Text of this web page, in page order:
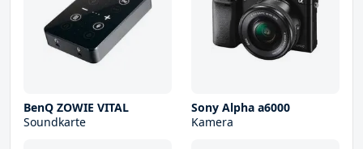
BenQ ZOWIE VITAL
Soundkarte
Sony Alpha a6000
Kamera